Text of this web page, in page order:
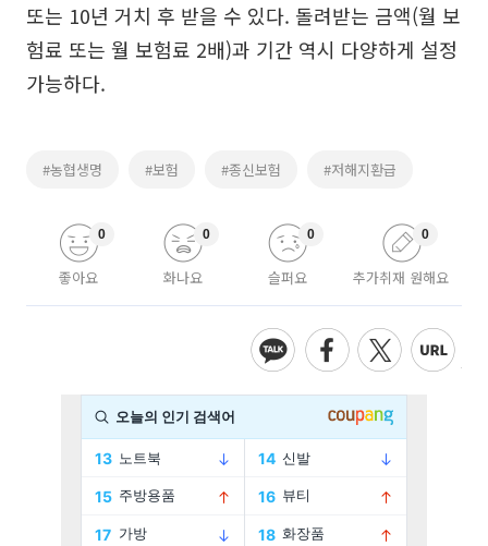
또는 10년 거치 후 받을 수 있다. 돌려받는 금액(월 보
험료 또는 월 보험료 2배)과 기간 역시 다양하게 설정
가능하다.
#농협생명 #보험 #종신보험 #저해지환급
좋아요
0
화나요
0
슬퍼요
0
추가취재 원해요
0